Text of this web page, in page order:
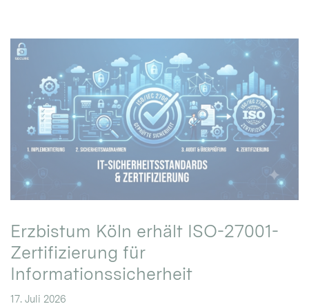
Erzbistum Köln erhält ISO-27001-
Zertifizierung für
Informationssicherheit
17. Juli 2026